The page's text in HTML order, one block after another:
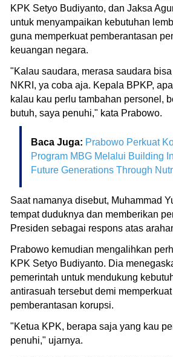
KPK Setyo Budiyanto, dan Jaksa
untuk menyampaikan kebutuhan
guna memperkuat pemberantasan
keuangan negara.
"Kalau saudara, merasa saudara
NKRI, ya coba aja. Kepala BPKP,
kalau kau perlu tambahan personel,
butuh, saya penuhi," kata Prabowo.
Baca Juga: Prabowo Perkuat
Program MBG Melalui Building
Future Generations Through
Saat namanya disebut, Muhammad
tempat duduknya dan memberikan
Presiden sebagai respons atas
Prabowo kemudian mengalihkan
KPK Setyo Budiyanto. Dia
pemerintah untuk mendukung
antirasuah tersebut demi
pemberantasan korupsi.
"Ketua KPK, berapa saja yang kau
penuhi," ujarnya.